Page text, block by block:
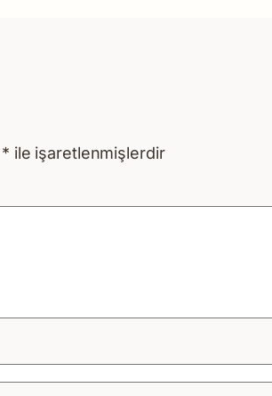
* ile işaretlenmişlerdir